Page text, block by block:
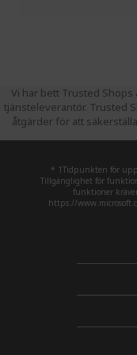
Vi har bett Trusted
tjänsteleverantör. Trusted
åtgärder för att
* 1Tidpunkten för
Tillgänglighet för
funktioner
https://